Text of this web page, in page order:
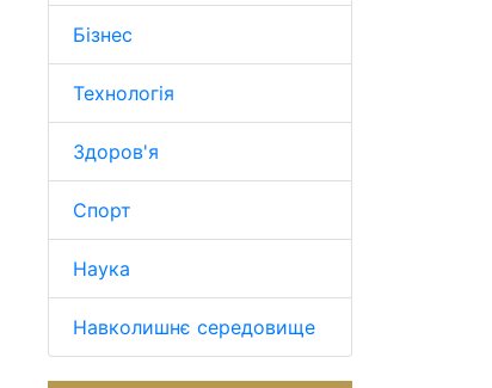
Бізнес
Технологія
Здоров'я
Спорт
Наука
Навколишнє середовище